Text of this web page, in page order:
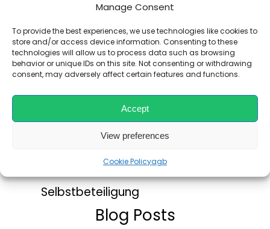
Manage Consent
To provide the best experiences, we use technologies like cookies to
store and/or access device information. Consenting to these
technologies will allow us to process data such as browsing
behavior or unique IDs on this site. Not consenting or withdrawing
consent, may adversely affect certain features and functions.
Accept
View preferences
Cookie Policyagb
24 h Straßenhilfsdienst auf ganz Kreta
Diebstahlschutz ohne Selbstbeteiligung
Insassenversicherung ohne
Selbstbeteiligung
Unbegrenzte Kilometer
Unterboden und Scheiben ohne
Selbstbeteiligung
Blog Posts